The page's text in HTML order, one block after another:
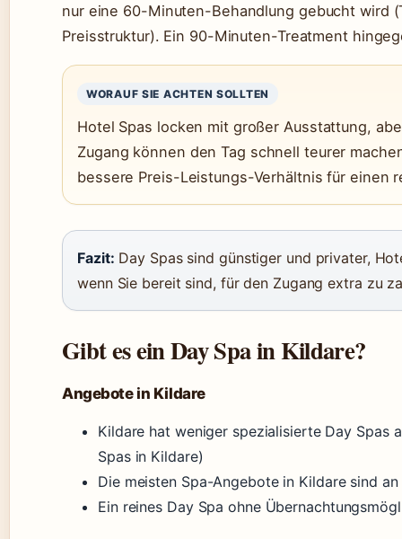
nur eine 60-Minuten-Behandlung gebucht wird
Preisstruktur). Ein 90-Minuten-Treatment
WORAUF SIE ACHTEN SOLLTEN
Hotel Spas locken mit großer Ausstattung,
Zugang können den Tag schnell teurer
bessere Preis-Leistungs-Verhältnis für einen
Fazit: Day Spas sind günstiger und privater,
wenn Sie bereit sind, für den Zugang extra zu
Gibt es ein Day Spa in Kildare?
Angebote in Kildare
Kildare hat weniger spezialisierte Day Spas
Spas in Kildare)
Die meisten Spa-Angebote in Kildare sind
Ein reines Day Spa ohne